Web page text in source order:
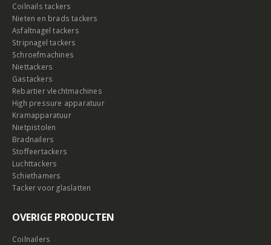
Coilnails tackers
Nieten en brads tackers
Asfaltnagel tackers
Stripnagel tackers
Schroefmachines
Niettackers
Gastackers
Rebartier vlechtmachines
High pressure apparatuur
Kramapparatuur
Nietpistolen
Bradnailers
Stoffeertackers
Luchttackers
Schiethamers
Tacker voor glaslatten
OVERIGE PRODUCTEN
Coilnailers